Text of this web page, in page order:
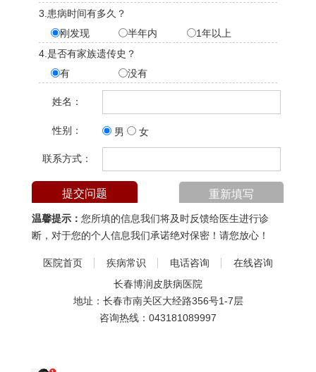
3.患病时间有多久？
刚发现
半年内
1年以上
4.是否有家族遗传史？
有
没有
姓名：
性别： 男 女
联系方式：
温馨提示： 您所填的信息我们将及时反馈给医生进行诊
断，对于您的个人信息我们承诺绝对保密！请您放心！
医院首页 疾病常识 电话咨询
在线咨询
长春博润皮肤病医院
地址：长春市南关区大经路356号1-7层
咨询热线： 043181089997